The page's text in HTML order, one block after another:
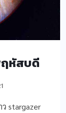
หัสบดี
ว stargazer